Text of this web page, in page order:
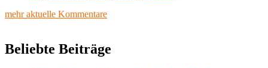
mehr aktuelle Kommentare
Beliebte Beiträge